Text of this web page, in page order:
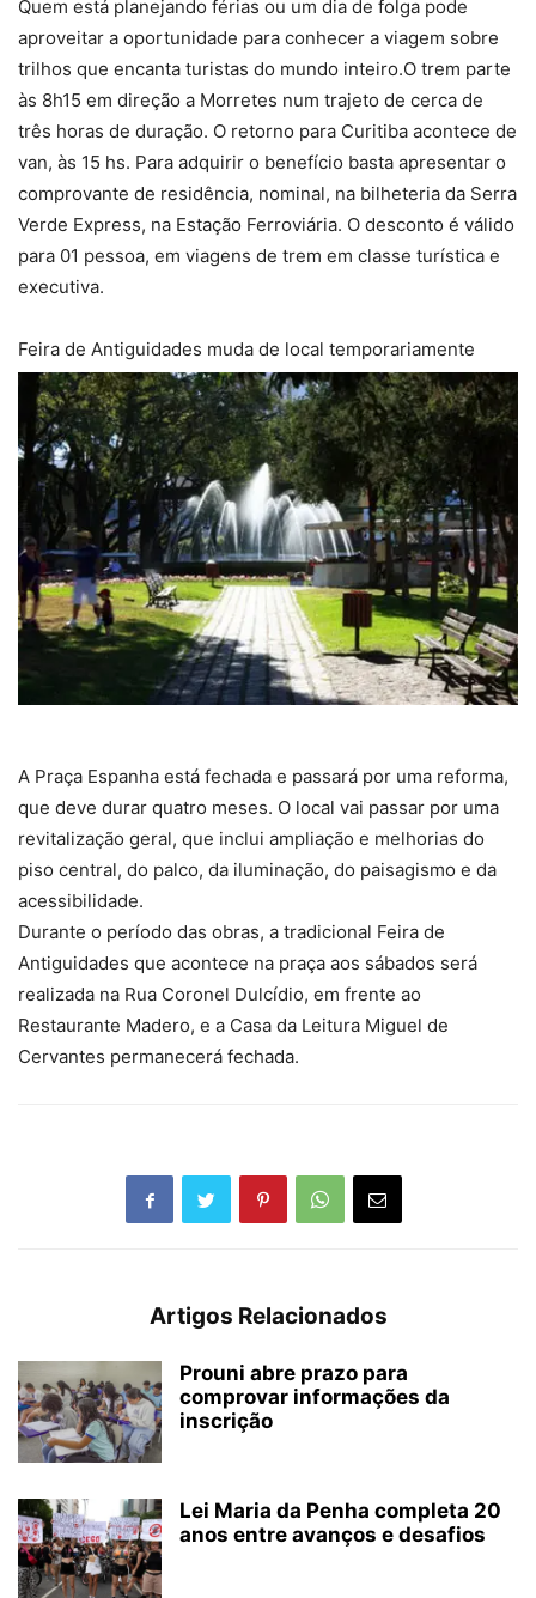
Quem está planejando férias ou um dia de folga pode
aproveitar a oportunidade para conhecer a viagem sobre
trilhos que encanta turistas do mundo inteiro.O trem parte
às 8h15 em direção a Morretes num trajeto de cerca de
três horas de duração. O retorno para Curitiba acontece de
van, às 15 hs. Para adquirir o benefício basta apresentar o
comprovante de residência, nominal, na bilheteria da Serra
Verde Express, na Estação Ferroviária. O desconto é válido
para 01 pessoa, em viagens de trem em classe turística e
executiva.
Feira de Antiguidades muda de local temporariamente
A Praça Espanha está fechada e passará por uma reforma,
que deve durar quatro meses. O local vai passar por uma
revitalização geral, que inclui ampliação e melhorias do
piso central, do palco, da iluminação, do paisagismo e da
acessibilidade.
Durante o período das obras, a tradicional Feira de
Antiguidades que acontece na praça aos sábados será
realizada na Rua Coronel Dulcídio, em frente ao
Restaurante Madero, e a Casa da Leitura Miguel de
Cervantes permanecerá fechada.
Artigos Relacionados
Prouni abre prazo para
comprovar informações da
inscrição
Lei Maria da Penha completa 20
anos entre avanços e desafios